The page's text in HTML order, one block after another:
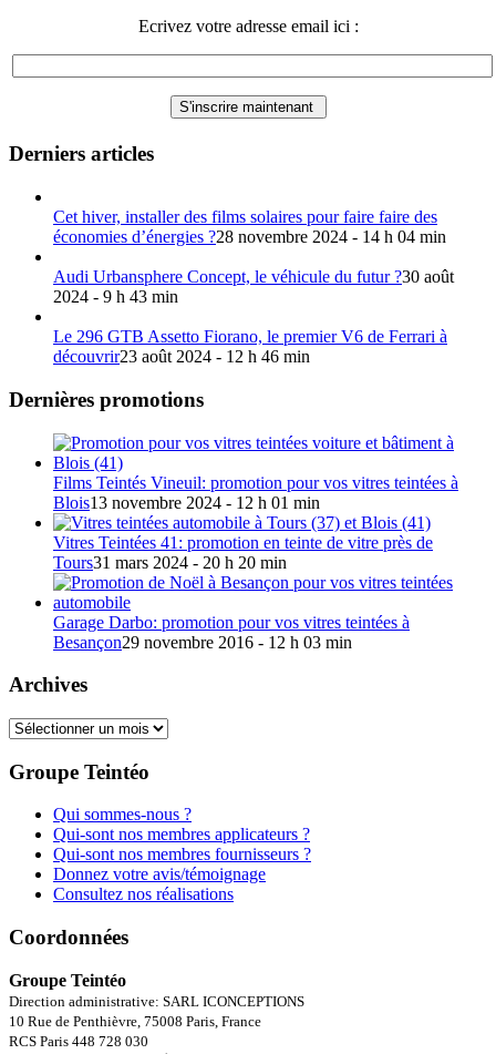
Ecrivez votre adresse email ici :
Derniers articles
Cet hiver, installer des films solaires pour faire faire des
économies d’énergies ?28 novembre 2024 - 14 h 04 min
Audi Urbansphere Concept, le véhicule du futur ?30 août
2024 - 9 h 43 min
Le 296 GTB Assetto Fiorano, le premier V6 de Ferrari à
découvrir23 août 2024 - 12 h 46 min
Dernières promotions
Films Teintés Vineuil: promotion pour vos vitres teintées à
Blois13 novembre 2024 - 12 h 01 min
Vitres Teintées 41: promotion en teinte de vitre près de
Tours31 mars 2024 - 20 h 20 min
Garage Darbo: promotion pour vos vitres teintées à
Besançon29 novembre 2016 - 12 h 03 min
Archives
Archives
Groupe Teintéo
Qui sommes-nous ?
Qui-sont nos membres applicateurs ?
Qui-sont nos membres fournisseurs ?
Donnez votre avis/témoignage
Consultez nos réalisations
Coordonnées
Groupe Teintéo
Direction administrative: SARL ICONCEPTIONS
10 Rue de Penthièvre, 75008 Paris, France
RCS Paris 448 728 030